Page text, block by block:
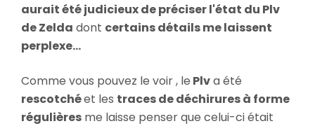
aurait été judicieux de préciser l'état du Plv
de Zelda dont certains détails me laissent
perplexe...
Comme vous pouvez le voir , le Plva été
rescotchéet les traces de déchirures à forme
régulières me laisse penser que celui-ci était